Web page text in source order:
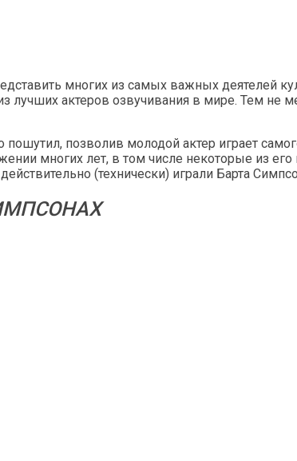
многих из самых важных деятелей
лучших актеров озвучивания в мире. Тем не
позволив молодой актер играет
многих лет, в том числе некоторые из
(технически) играли Барта